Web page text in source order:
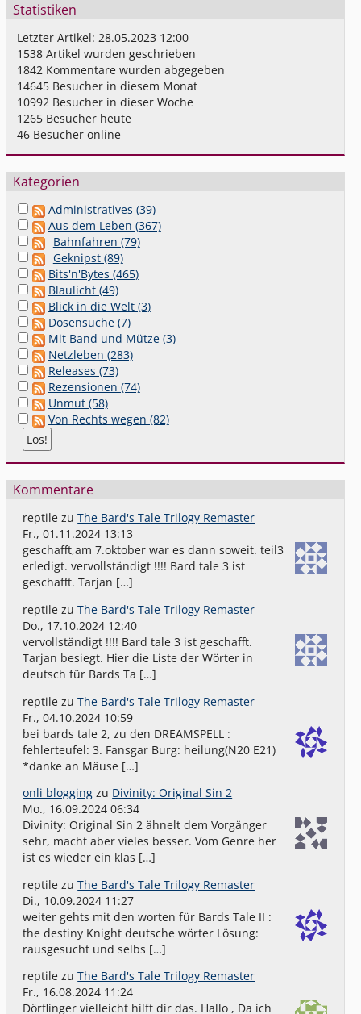
Statistiken
Letzter Artikel:28.05.2023 12:00
1538 Artikel wurden geschrieben
1842 Kommentare wurden abgegeben
14645 Besucher in diesem Monat
10992 Besucher in dieser Woche
1265 Besucher heute
46 Besucher online
Kategorien
Administratives (39)
Aus dem Leben (367)
Bahnfahren (79)
Geknipst (89)
Bits'n'Bytes (465)
Blaulicht (49)
Blick in die Welt (3)
Dosensuche (7)
Mit Band und Mütze (3)
Netzleben (283)
Releases (73)
Rezensionen (74)
Unmut (58)
Von Rechts wegen (82)
Kommentare
reptile zuThe Bard's Tale Trilogy Remaster
Fr., 01.11.2024 13:13
geschafft,am 7.oktober war es dann soweit. teil3
erledigt. vervollständigt !!!! Bard tale 3 ist
geschafft. Tarjan […]
reptile zuThe Bard's Tale Trilogy Remaster
Do., 17.10.2024 12:40
vervollständigt !!!! Bard tale 3 ist geschafft.
Tarjan besiegt. Hier die Liste der Wörter in
deutsch für Bards Ta […]
reptile zuThe Bard's Tale Trilogy Remaster
Fr., 04.10.2024 10:59
bei bards tale 2, zu den DREAMSPELL :
fehlerteufel: 3. Fansgar Burg: heilung(N20 E21)
*danke an Mäuse […]
onli blogging zu Divinity: Original Sin 2
Mo., 16.09.2024 06:34
Divinity: Original Sin 2 ähnelt dem Vorgänger
sehr, macht aber vieles besser. Vom Genre her
ist es wieder ein klas […]
reptile zuThe Bard's Tale Trilogy Remaster
Di., 10.09.2024 11:27
weiter gehts mit den worten für Bards Tale II :
the destiny Knight deutsche wörter Lösung:
rausgesucht und selbs […]
reptile zuThe Bard's Tale Trilogy Remaster
Fr., 16.08.2024 11:24
Dörflinger vielleicht hilft dir das. Hallo , Da ich